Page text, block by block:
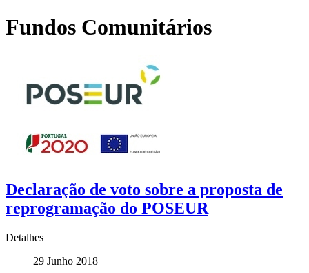
Fundos Comunitários
Declaração de voto sobre a proposta de
reprogramação do POSEUR
Detalhes
29 Junho 2018